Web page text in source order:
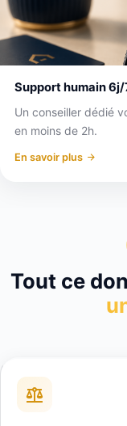
Support humain 6j/
Un conseiller dédié
en moins de 2h.
En savoir plus
Tout ce